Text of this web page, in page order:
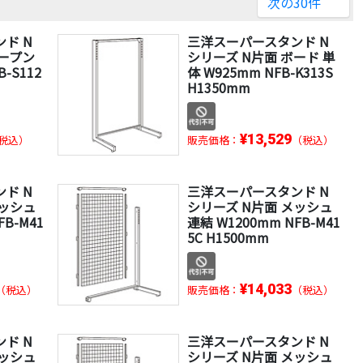
ド N
プン
S112
込）
三洋スーパースタンド N
シリーズ N片面 ボード 単
体 W925mm NFB-K313S
H1350mm
販売価格： ¥13,529（税込）
ド N
シュ
M41
税込）
三洋スーパースタンド N
シリーズ N片面 メッシュ
連結 W1200mm NFB-M41
5C H1500mm
販売価格： ¥14,033（税込）
ド N
シュ
三洋スーパースタンド N
シリーズ N片面 メッシュ